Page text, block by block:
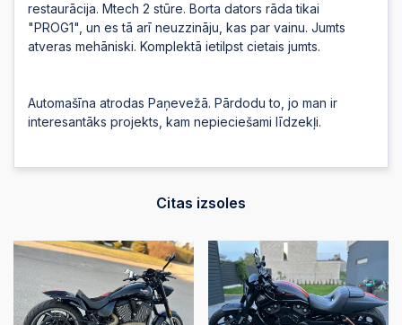
restaurācija. Mtech 2 stūre. Borta dators rāda tikai
"PROG1", un es tā arī neuzzināju, kas par vainu. Jumts
atveras mehāniski. Komplektā ietilpst cietais jumts.
Automašīna atrodas Paņevežā. Pārdodu to, jo man ir
interesantāks projekts, kam nepieciešami līdzekļi.
Citas izsoles